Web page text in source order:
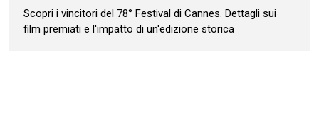
Scopri i vincitori del 78° Festival di Cannes. Dettagli sui
film premiati e l'impatto di un'edizione storica